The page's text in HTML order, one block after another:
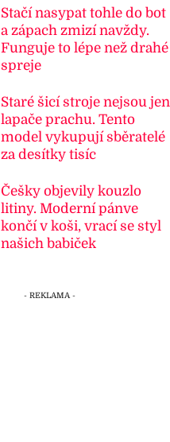
Stačí nasypat tohle do bot
a zápach zmizí navždy.
Funguje to lépe než drahé
spreje
Staré šicí stroje nejsou jen
lapače prachu. Tento
model vykupují sběratelé
za desítky tisíc
Češky objevily kouzlo
litiny. Moderní pánve
končí v koši, vrací se styl
našich babiček